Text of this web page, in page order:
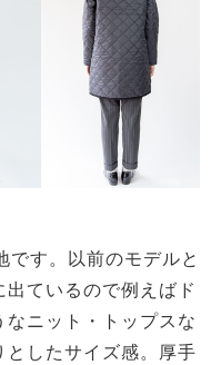
です。以前のモデルと
ているので例えばド
なニット・トップスな
としたサイズ感。厚手